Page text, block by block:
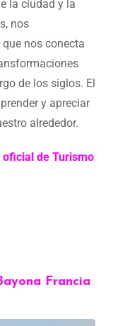
la ciudad y la
nos
nos conecta
de los siglos. El
y apreciar
alrededor.
oficial de Turismo
Francia